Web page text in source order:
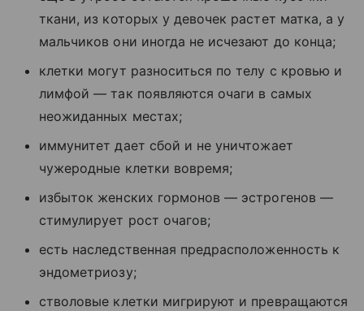
ткани, из которых у девочек растет матка, а у
мальчиков они иногда не исчезают до конца;
клетки могут разноситься по телу с кровью и
лимфой — так появляются очаги в самых
неожиданных местах;
иммунитет дает сбой и не уничтожает
чужеродные клетки вовремя;
избыток женских гормонов — эстрогенов —
стимулирует рост очагов;
есть наследственная предрасположенность к
эндометриозу;
стволовые клетки мигрируют и превращаются